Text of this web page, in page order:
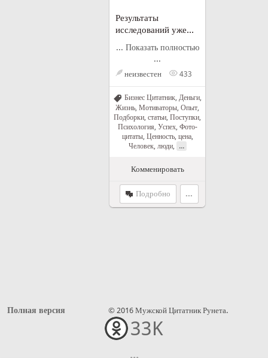
Результаты
исследований уже...
... Показать полностью
...
неизвестен 433
Бизнес Цитатник Деньги
Жизнь Мотиваторы Опыт
Подборки, статьи Поступки
Психология Успех, Фото-
цитаты, Ценность, цена,
Человек, люди, ...
Комменировать
Подробно ...
Полная версия © 2016 Мужской Цитатник Рунета.
33K